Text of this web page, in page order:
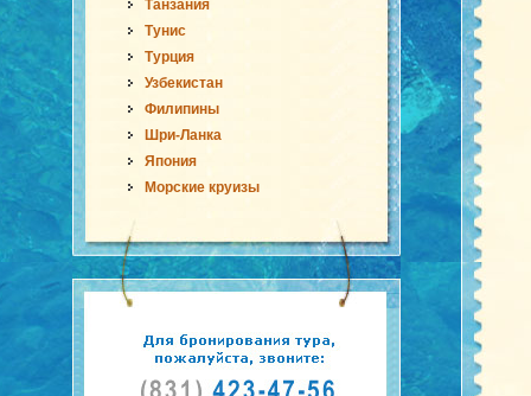
Танзания
Тунис
Турция
Узбекистан
Филипины
Шри-Ланка
Япония
Морские круизы